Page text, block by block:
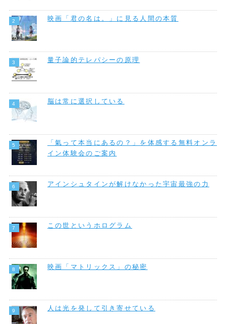
映画「君の名は。」に見る人間の本質
量子論的テレパシーの原理
脳は常に選択している
「氣って本当にあるの？」を体感する無料オンラ
イン体験会のご案内
アインシュタインが解けなかった宇宙最強の力
この世というホログラム
映画「マトリックス」の秘密
人は光を発して引き寄せている